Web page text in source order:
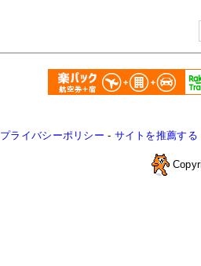
プライバシーポリシー - サイトを推薦する